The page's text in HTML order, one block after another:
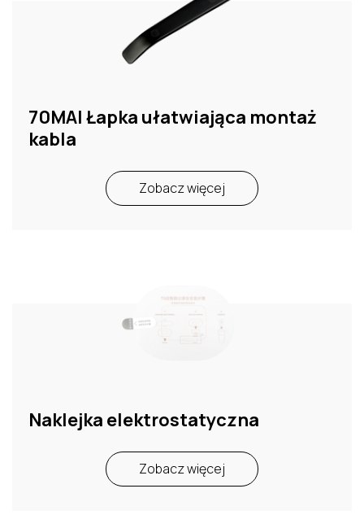
70MAI Łapka ułatwiająca montaż
kabla
Zobacz więcej
Naklejka elektrostatyczna
Zobacz więcej